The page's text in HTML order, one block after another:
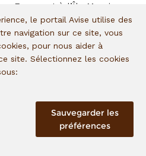
France et à l’Île Maurice.
est née en 2017
du groupe :...
le portail Avise utilise des
navigation sur ce site, vous
pour nous aider à
site. Sélectionnez les cookies
Sauvegarder les
préférences